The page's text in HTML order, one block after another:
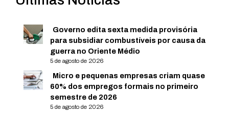
Governo edita sexta medida provisória
para subsidiar combustíveis por causa da
guerra no Oriente Médio
5 de agosto de 2026
Micro e pequenas empresas criam quase
60% dos empregos formais no primeiro
semestre de 2026
5 de agosto de 2026